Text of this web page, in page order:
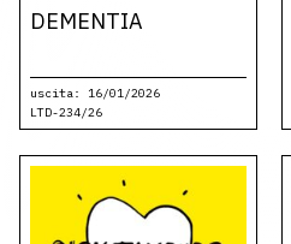
DEMENTIA
uscita: 16/01/2026
LTD-234/26